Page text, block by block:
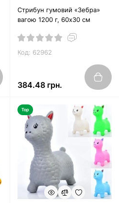
Стрибун гумовий «Зебра»
вагою 1200 г, 60х30 см
Код: 62962
384.48 грн.
Top